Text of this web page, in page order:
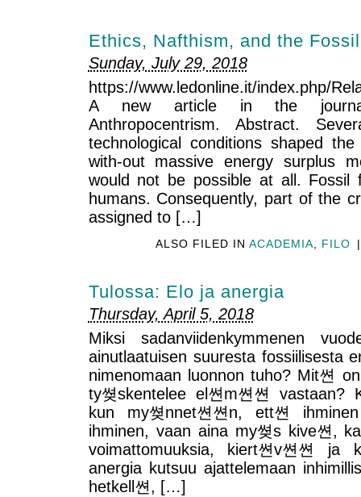
Ethics, Nafthism, and the
Sunday, July 29, 2018
https://www.ledonline.it/index.php/
A new article in the journal
Anthropocentrism. Abstract.
technological conditions shaped
with-out massive energy surplus
would not be possible at all. Fossil
humans. Consequently, part of the
assigned to […]
ALSO FILED IN ACADEMIA FILO |
Tulossa: Elo ja anergia
Thursday, April 5, 2018
Miksi sadanviidenkymmenen
ainutlaatuisen suuresta fossiilisesta
nimenomaan luonnon tuho? Mit쎤
ty쎶skentelee el쎤m쎤쎤 vastaan?
kun my쎶nnet쎤쎤n, ett쎤
ihminen, vaan aina my쎶s kive쎤,
voimattomuuksia, kiert쎤v쎤쎤 ja
anergia kutsuu ajattelemaan
hetkell쎤, […]